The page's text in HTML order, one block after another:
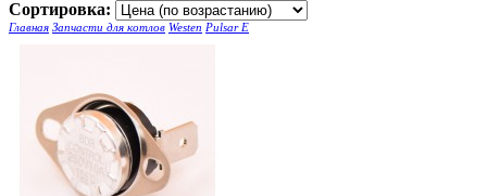
Сортировка:
Главная Запчасти для котлов Westen Pulsar E